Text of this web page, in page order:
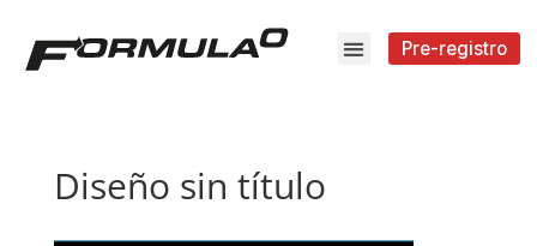
Pre-registro
Diseño sin título